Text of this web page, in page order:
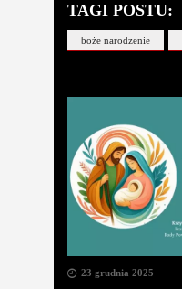
TAGI POSTU:
boże narodzenie
23 grudnia 2025